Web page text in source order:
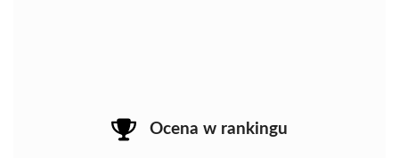
Ocena w rankingu